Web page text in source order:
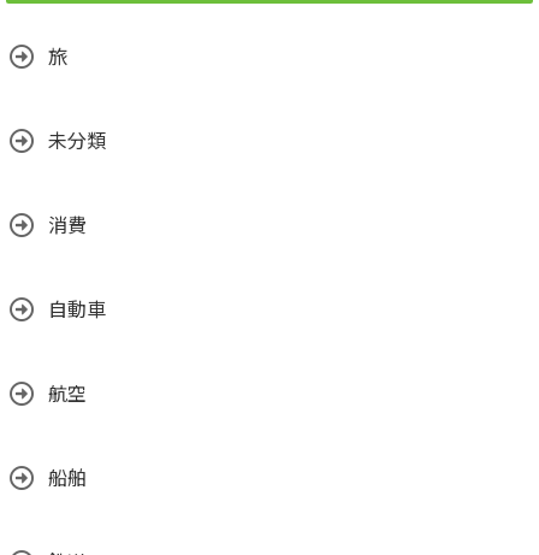
旅
未分類
消費
自動車
航空
船舶